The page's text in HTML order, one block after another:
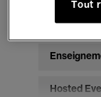
Pour tous
Hosted
Tout